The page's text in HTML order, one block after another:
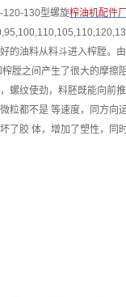
130型螺旋榨油机配件
的油料从料斗进入榨膛。
膛之间产生了很大的摩
螺纹使劲，料胚既能向前
粒都不是 等速度，同方
了胶 体，增加了塑性，